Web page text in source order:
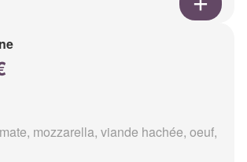
mozzarella, viande hachée, oeuf,